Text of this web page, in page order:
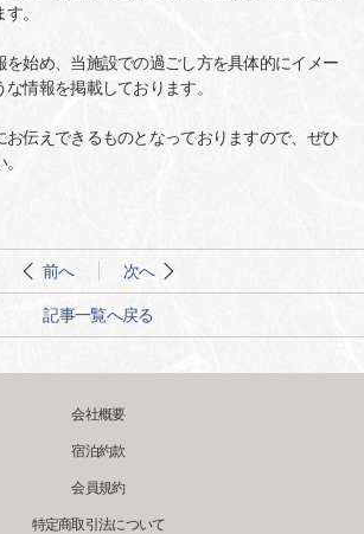
。
を始め、当施設での過ごし方を具体的にイメー
情報を掲載しております。
お伝えできるものとなっておりますので、ぜひ
前へ 次へ
記事一覧へ戻る
会社概要
宿泊約款
会員規約
特定商取引法について